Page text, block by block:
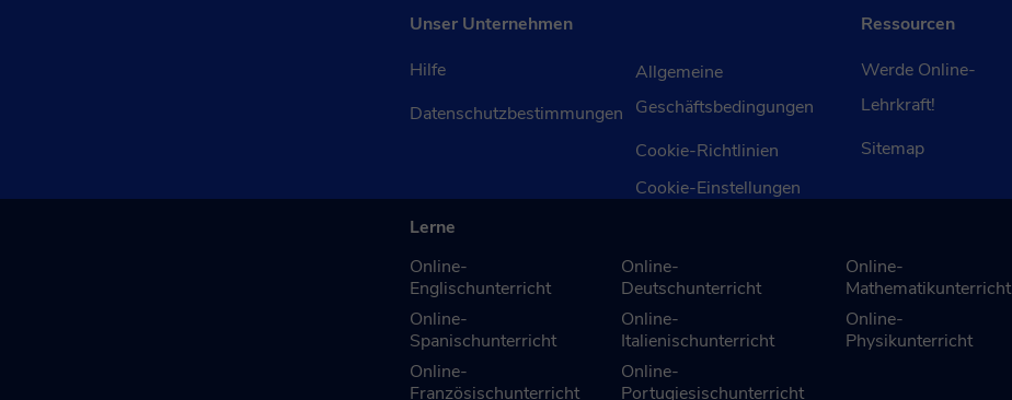
Unser Unternehmen
Hilfe
Datenschutzbestimmungen
Allgemeine
Geschäftsbedingungen
Cookie-Richtlinien
Cookie-Einstellungen
Ressourcen
Werde Online-
Lehrkraft!
Sitemap
Lerne
Online-
Englischunterricht
Online-
Spanischunterricht
Online-
Französischunterricht
Online-
Deutschunterricht
Online-
Italienischunterricht
Online-
Portugiesischunterricht
Online-
Mathematikunterricht
Online-
Physikunterricht